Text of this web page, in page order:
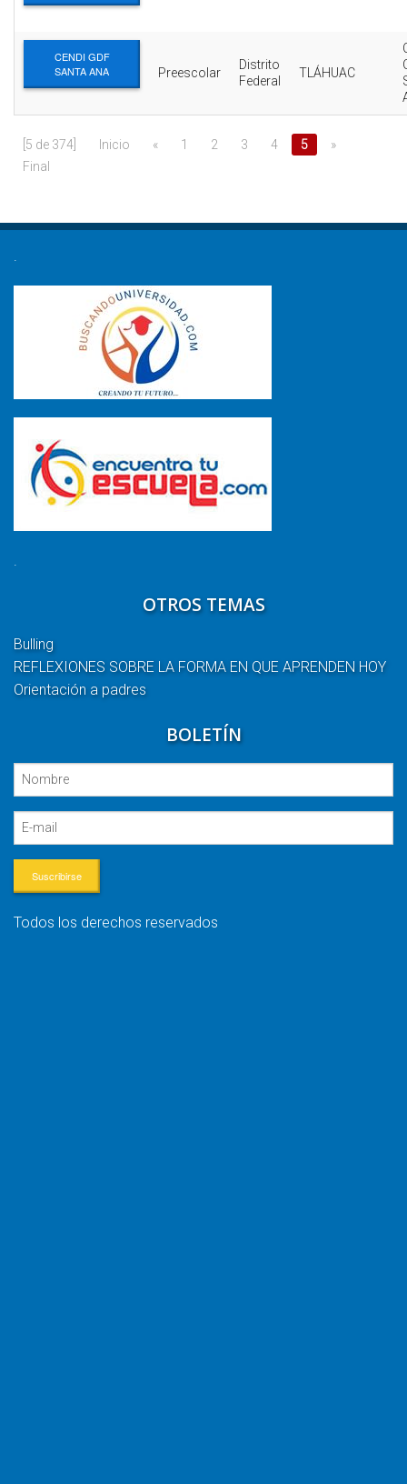
CENDI GDF
SANTA ANA
Preescolar
Distrito
Federal
TLÁHUAC
[5 de 374] Inicio « 1 2 3 4 5
»
Final
.
.
OTROS TEMAS
Bulling
REFLEXIONES SOBRE LA FORMA EN QUE APRENDEN HOY
Orientación a padres
BOLETÍN
Suscribirse
Todos los derechos reservados